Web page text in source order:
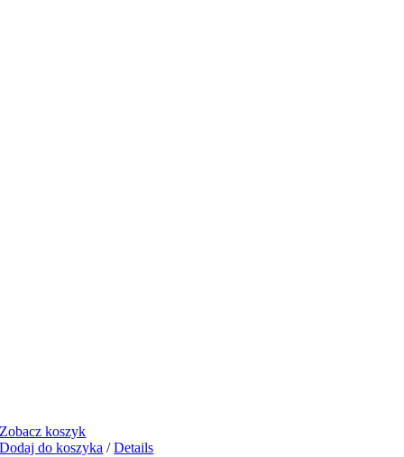
Zobacz koszyk
Dodaj do koszyka / Details